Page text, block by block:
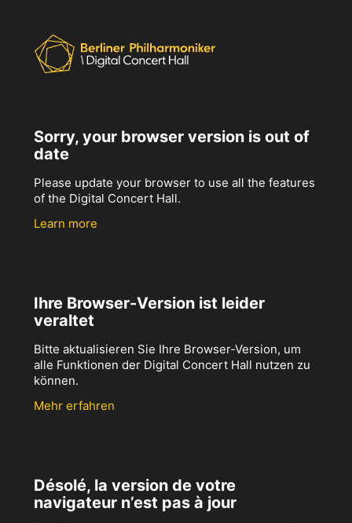
Sorry, your browser version is out of
date
Please update your browser to use all the features
of the Digital Concert Hall.
Learn more
Ihre Browser-Version ist leider
veraltet
Bitte aktualisieren Sie Ihre Browser-Version, um
alle Funktionen der Digital Concert Hall nutzen zu
können.
Mehr erfahren
Désolé, la version de votre
navigateur n’est pas à jour